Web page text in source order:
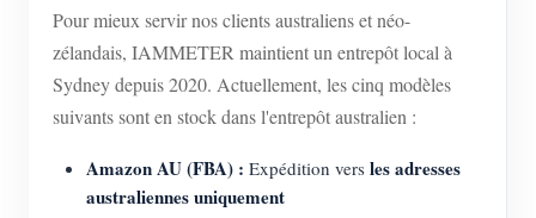
Pour mieux servir nos clients australiens et néo-
zélandais, IAMMETER maintient un entrepôt local à
Sydney depuis 2020. Actuellement, les cinq modèles
suivants sont en stock dans l'entrepôt australien :
Amazon AU (FBA) : Expédition vers les adresses
australiennes uniquement